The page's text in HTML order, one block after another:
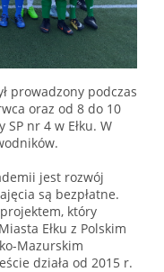
prowadzony podczas
oraz od 8 do 10
nr 4 w Ełku. W
jest rozwój
są bezpłatne.
który
Ełku z Polskim
Mazurskim
działa od 2015 r.